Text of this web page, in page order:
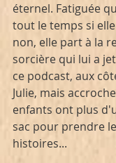
éternel. Fatiguée
tout le temps si
non, elle part à la
sorcière qui lui a
ce podcast, aux
Julie, mais
enfants ont plus
sac pour prendre
histoires...